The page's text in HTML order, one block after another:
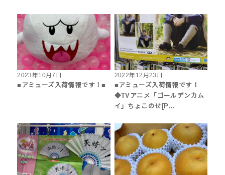
2023年10月7日
■アミューズ入荷情報です！■
2022年12月23日
■アミューズ入荷情報です！
◆TVアニメ「ゴールデンカム
イ」ちょこのせ[P…